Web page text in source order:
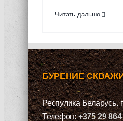
Читать дальше
БУРЕНИЕ
Респулика Беларусь,
Телефон:+375 29